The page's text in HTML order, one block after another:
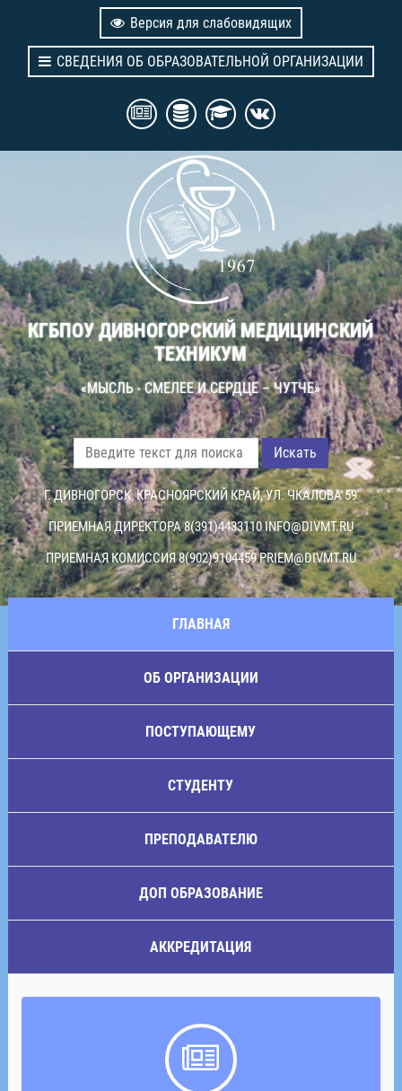
Версия для слабовидящих
СВЕДЕНИЯ ОБ ОБРАЗОВАТЕЛЬНОЙ ОРГАНИЗАЦИИ
КГБПОУ ДИВНОГОРСКИЙ МЕДИЦИНСКИЙ
ТЕХНИКУМ
«МЫСЛЬ - СМЕЛЕЕ И СЕРДЦЕ – ЧУТЧЕ»
Искать
Г. ДИВНОГОРСК, КРАСНОЯРСКИЙ КРАЙ, УЛ. ЧКАЛОВА 59
ПРИЕМНАЯ ДИРЕКТОРА 8(391)4433110INFO@DIVMT.RU
ПРИЕМНАЯ КОМИССИЯ 8(902)9104459PRIEM@DIVMT.RU
ГЛАВНАЯ
ОБ ОРГАНИЗАЦИИ
ПОСТУПАЮЩЕМУ
СТУДЕНТУ
ПРЕПОДАВАТЕЛЮ
ДОП ОБРАЗОВАНИЕ
АККРЕДИТАЦИЯ